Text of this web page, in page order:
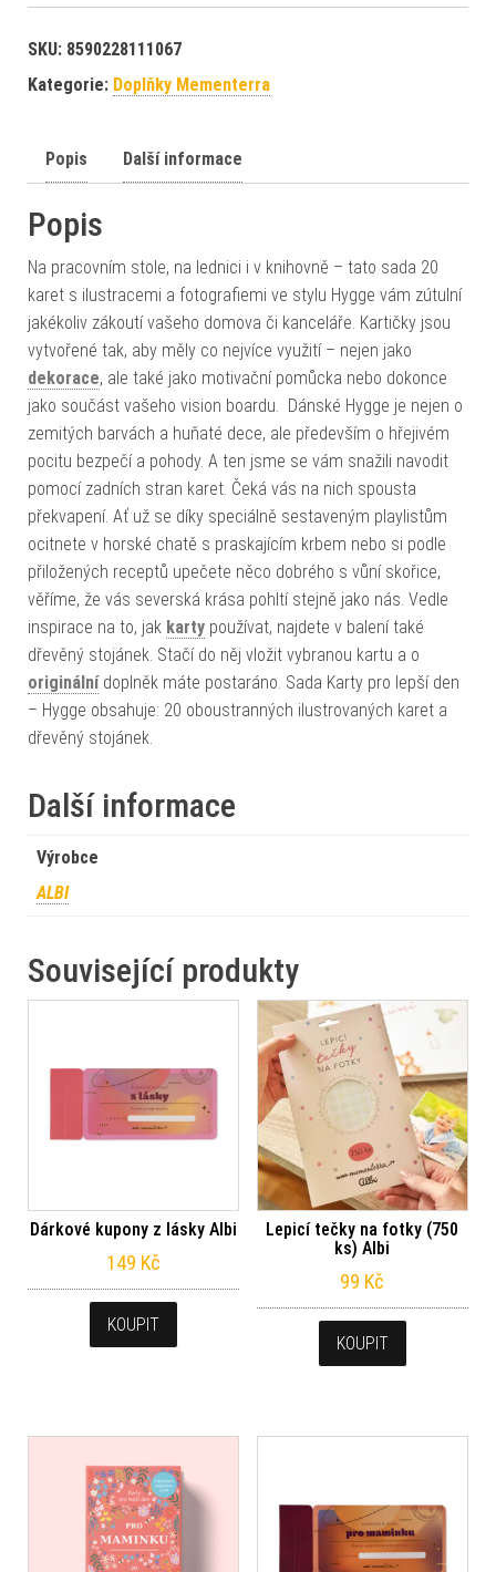
SKU: 8590228111067
Kategorie: Doplňky Mementerra
Popis Další informace
Popis
Na pracovním stole, na lednici i v knihovně – tato sada 20
karet s ilustracemi a fotografiemi ve stylu Hygge vám zútulní
jakékoliv zákoutí vašeho domova či kanceláře. Kartičky jsou
vytvořené tak, aby měly co nejvíce využití – nejen jako
dekorace, ale také jako motivační pomůcka nebo dokonce
jako součást vašeho vision boardu. Dánské Hygge je nejen o
zemitých barvách a huňaté dece, ale především o hřejivém
pocitu bezpečí a pohody. A ten jsme se vám snažili navodit
pomocí zadních stran karet. Čeká vás na nich spousta
překvapení. Ať už se díky speciálně sestaveným playlistům
ocitnete v horské chatě s praskajícím krbem nebo si podle
přiložených receptů upečete něco dobrého s vůní skořice,
věříme, že vás severská krása pohltí stejně jako nás. Vedle
inspirace na to, jak karty používat, najdete v balení také
dřevěný stojánek. Stačí do něj vložit vybranou kartu a o
originálnídoplněk máte postaráno. Sada Karty pro lepší den
– Hygge obsahuje: 20 oboustranných ilustrovaných karet a
dřevěný stojánek.
Další informace
Výrobce
ALBI
Související produkty
Dárkové kupony z lásky Albi
149 Kč
KOUPIT
Lepicí tečky na fotky (750
ks) Albi
99 Kč
KOUPIT